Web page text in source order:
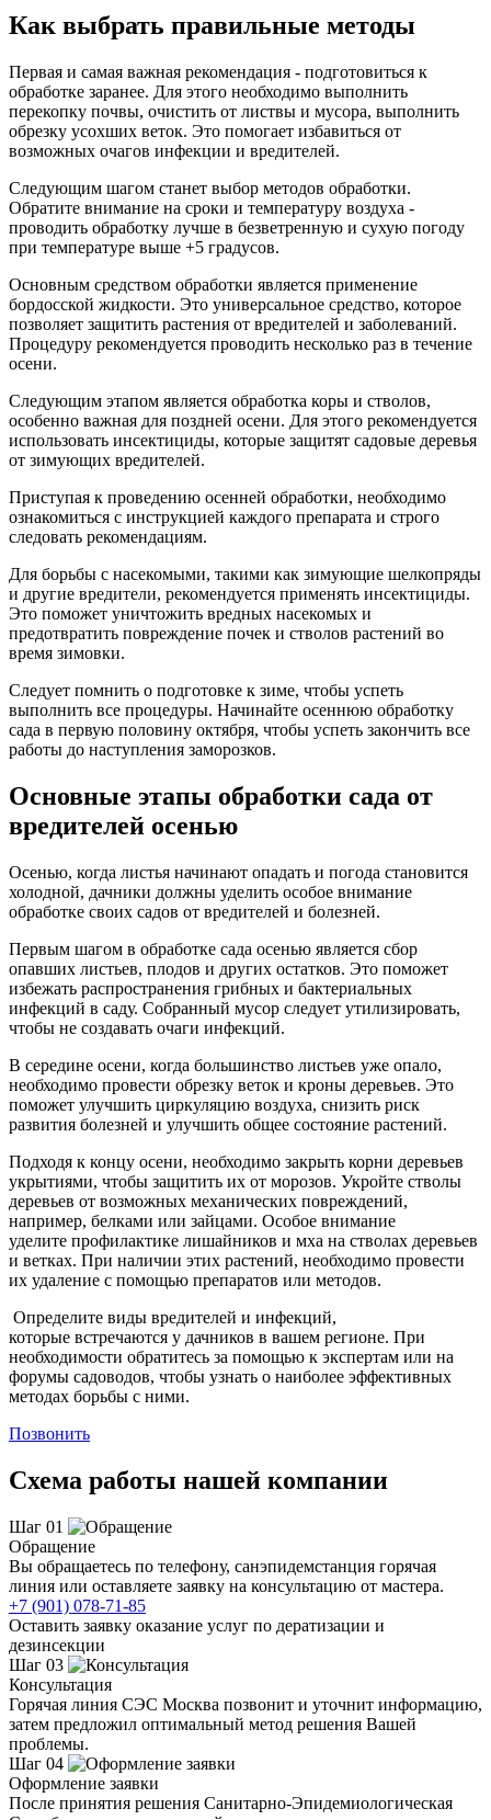
Как выбрать правильные методы
Первая и самая важная рекомендация - подготовиться к
обработке заранее. Для этого необходимо выполнить
перекопку почвы, очистить от листвы и мусора, выполнить
обрезку усохших веток. Это помогает избавиться от
возможных очагов инфекции и вредителей.
Следующим шагом станет выбор методов обработки.
Обратите внимание на сроки и температуру воздуха -
проводить обработку лучше в безветренную и сухую погоду
при температуре выше +5 градусов.
Основным средством обработки является применение
бордосской жидкости. Это универсальное средство, которое
позволяет защитить растения от вредителей и заболеваний.
Процедуру рекомендуется проводить несколько раз в течение
осени.
Следующим этапом является обработка коры и стволов,
особенно важная для поздней осени. Для этого рекомендуется
использовать инсектициды, которые защитят садовые деревья
от зимующих вредителей.
Приступая к проведению осенней обработки, необходимо
ознакомиться с инструкцией каждого препарата и строго
следовать рекомендациям.
Для борьбы с насекомыми, такими как зимующие шелкопряды
и другие вредители, рекомендуется применять инсектициды.
Это поможет уничтожить вредных насекомых и
предотвратить повреждение почек и стволов растений во
время зимовки.
Следует помнить о подготовке к зиме, чтобы успеть
выполнить все процедуры. Начинайте осеннюю обработку
сада в первую половину октября, чтобы успеть закончить все
работы до наступления заморозков.
Основные этапы обработки сада от
вредителей осенью
Осенью, когда листья начинают опадать и погода становится
холодной, дачники должны уделить особое внимание
обработке своих садов от вредителей и болезней.
Первым шагом в обработке сада осенью является сбор
опавших листьев, плодов и других остатков. Это поможет
избежать распространения грибных и бактериальных
инфекций в саду. Собранный мусор следует утилизировать,
чтобы не создавать очаги инфекций.
В середине осени, когда большинство листьев уже опало,
необходимо провести обрезку веток и кроны деревьев. Это
поможет улучшить циркуляцию воздуха, снизить риск
развития болезней и улучшить общее состояние растений.
Подходя к концу осени, необходимо закрыть корни деревьев
укрытиями, чтобы защитить их от морозов. Укройте стволы
деревьев от возможных механических повреждений,
например, белками или зайцами. Особое внимание
уделите профилактике лишайников и мха на стволах деревьев
и ветках. При наличии этих растений, необходимо провести
их удаление с помощью препаратов или методов.
Определите виды вредителей и инфекций,
которые встречаются у дачников в вашем регионе. При
необходимости обратитесь за помощью к экспертам или на
форумы садоводов, чтобы узнать о наиболее эффективных
методах борьбы с ними.
Позвонить
Схема работы нашей компании
Шаг 01
Обращение
Вы обращаетесь по телефону, санэпидемстанция горячая
линия или оставляете заявку на консультацию от мастера.
+7 (901) 078-71-85
Оставить заявку оказание услуг по дератизации и
дезинсекции
Шаг 03
Консультация
Горячая линия СЭС Москва позвонит и уточнит информацию,
затем предложил оптимальный метод решения Вашей
проблемы.
Шаг 04
Оформление заявки
После принятия решения Санитарно-Эпидемиологическая